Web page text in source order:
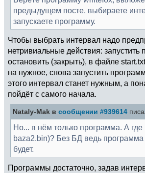
предыдущем посте, выбираете
запускаете программу.
Чтобы выбрать интервал надо
нетривиальные действия: запустить
остановить (закрыть), в файле
на нужное, снова запустить
этого интервал станет нужным, а
пойдёт с самого начала.
Nataly-Mak в сообщении #939614
Но... в нём только программа. А
baza2.bin)? Без БД ведь программа
будет.
Программы достаточно, задав